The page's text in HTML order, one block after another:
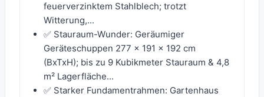
feuerverzinktem Stahlblech; trotzt
Witterung,...
✅ Stauraum-Wunder: Geräumiger
Geräteschuppen 277 x 191 x 192 cm
(BxTxH); bis zu 9 Kubikmeter Stauraum & 4,8
m² Lagerfläche...
✅ Starker Fundamentrahmen: Gartenhaus